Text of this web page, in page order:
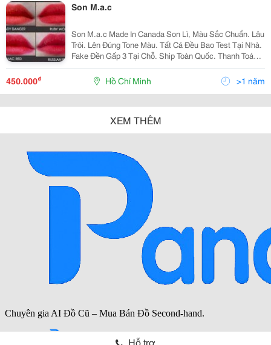
Son M.a.c
Son M.a.c Made In Canada Son Lì, Màu Sắc Chuẩn. Lâu
Trôi. Lên Đúng Tone Màu. Tất Cả Đều Bao Test Tại Nhà.
Fake Đền Gấp 3 Tại Chỗ. Ship Toàn Quốc. Thanh Toán
Cod Call Oe Sms: 0904.999.042 Yến
450.000₫ Hồ Chí Minh >1 năm
XEM THÊM
Hỗ trợ